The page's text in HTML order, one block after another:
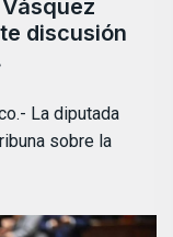
discusión
La diputada
sobre la